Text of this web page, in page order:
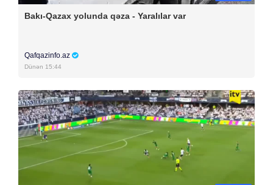
Bakı-Qazax yolunda qəza - Yaralılar var
Qafqazinfo.az
Dünən 15:44